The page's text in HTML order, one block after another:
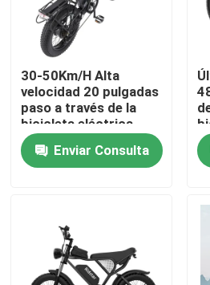
Pida una cita
Bicicleta eléctrica Ridstar
Bicicleta eléctrica plegable
Pneumática de montaña
30-50Km/H Alta
velocidad 20 pulgadas
paso a través de la
bicicleta eléctrica
500w motor sin
escobillasEnviar Consulta